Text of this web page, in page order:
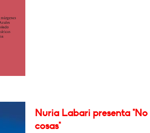
Nuria Labari presenta "No
cosas"